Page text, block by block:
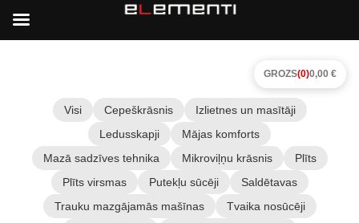
Visi Cepeškrāsnis
Izlietnes un masītāji
Ledusskapji
Mājas komforts
Mazā sadzīves tehnika
Mikroviļņu krāsnis
Plīts
Plīts virsmas
Putekļu sūcēji
Saldētavas
Trauku mazgājamās mašīnas
Tvaika nosūcēji
GROZS(0)0,00 €